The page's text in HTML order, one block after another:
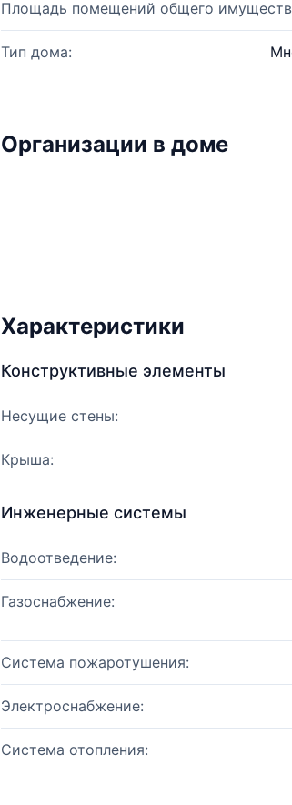
Площадь помещений общего
Тип дома:
Организации в доме
Характеристики
Конструктивные элементы
Несущие стены:
Крыша:
Инженерные системы
Водоотведение:
Газоснабжение:
Система пожаротушения:
Электроснабжение:
Система отопления: